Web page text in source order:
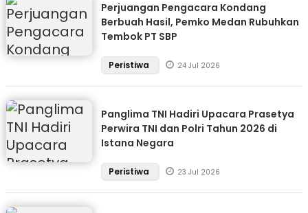
Perjuangan Pengacara Kondang
Berbuah Hasil, Pemko Medan Rubuhkan
Tembok PT SBP
Peristiwa 24 Jul 2026
Panglima TNI Hadiri Upacara Prasetya
Perwira TNI dan Polri Tahun 2026 di
Istana Negara
Peristiwa 23 Jul 2026